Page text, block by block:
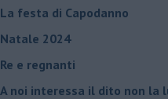
La festa di Capodanno
Natale 2024
Re e regnanti
A noi interessa il dito non la